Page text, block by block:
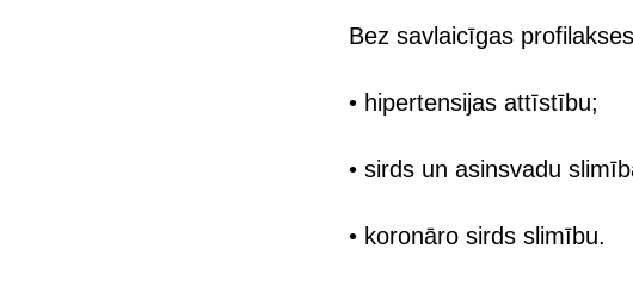
Bez savlaicīgas
• hipertensijas attīstību;
• sirds un asinsvadu
• koronāro sirds slimību.